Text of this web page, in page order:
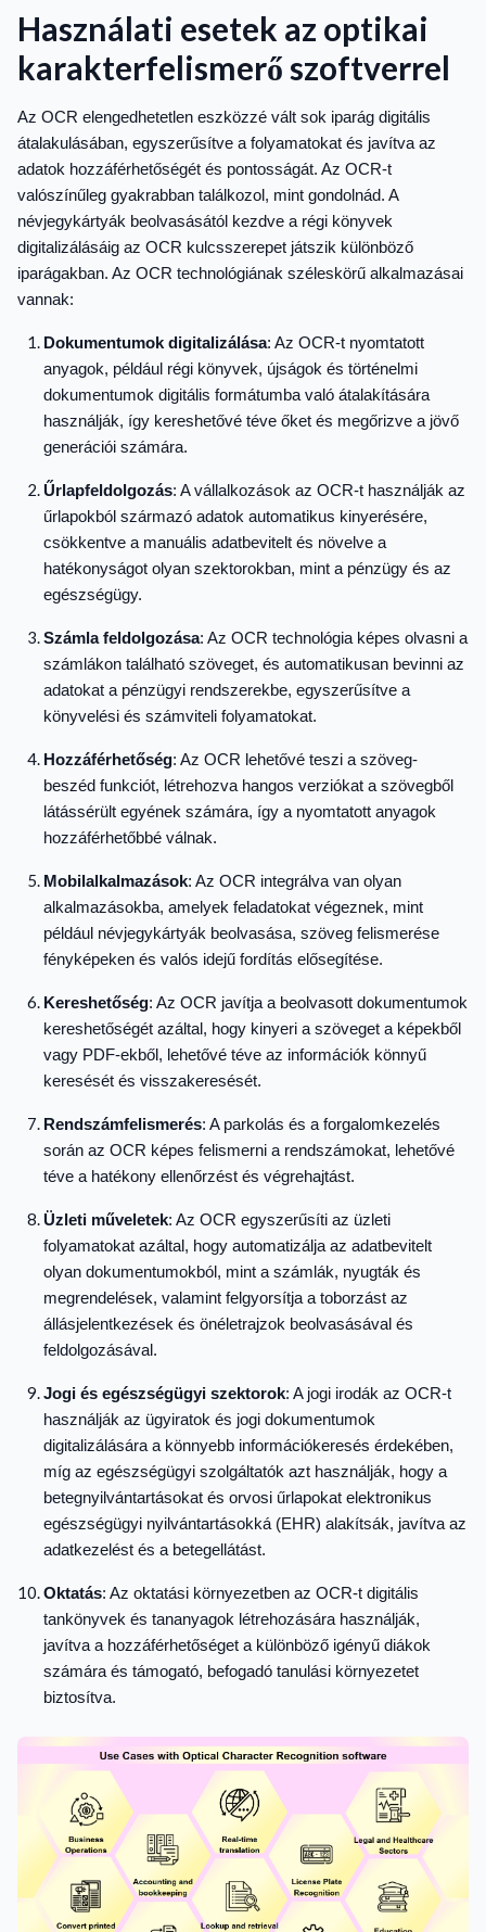
Használati esetek az optikai
karakterfelismerő szoftverrel
Az OCR elengedhetetlen eszközzé vált sok iparág digitális
átalakulásában, egyszerűsítve a folyamatokat és javítva az
adatok hozzáférhetőségét és pontosságát. Az OCR-t
valószínűleg gyakrabban találkozol, mint gondolnád. A
névjegykártyák beolvasásától kezdve a régi könyvek
digitalizálásáig az OCR kulcsszerepet játszik különböző
iparágakban. Az OCR technológiának széleskörű alkalmazásai
vannak:
Dokumentumok digitalizálása: Az OCR-t nyomtatott
anyagok, például régi könyvek, újságok és történelmi
dokumentumok digitális formátumba való átalakítására
használják, így kereshetővé téve őket és megőrizve a jövő
generációi számára.
Űrlapfeldolgozás: A vállalkozások az OCR-t használják az
űrlapokból származó adatok automatikus kinyerésére,
csökkentve a manuális adatbevitelt és növelve a
hatékonyságot olyan szektorokban, mint a pénzügy és az
egészségügy.
Számla feldolgozása: Az OCR technológia képes olvasni a
számlákon található szöveget, és automatikusan bevinni az
adatokat a pénzügyi rendszerekbe, egyszerűsítve a
könyvelési és számviteli folyamatokat.
Hozzáférhetőség: Az OCR lehetővé teszi a szöveg-
beszéd funkciót, létrehozva hangos verziókat a szövegből
látássérült egyének számára, így a nyomtatott anyagok
hozzáférhetőbbé válnak.
Mobilalkalmazások: Az OCR integrálva van olyan
alkalmazásokba, amelyek feladatokat végeznek, mint
például névjegykártyák beolvasása, szöveg felismerése
fényképeken és valós idejű fordítás elősegítése.
Kereshetőség: Az OCR javítja a beolvasott dokumentumok
kereshetőségét azáltal, hogy kinyeri a szöveget a képekből
vagy PDF-ekből, lehetővé téve az információk könnyű
keresését és visszakeresését.
Rendszámfelismerés: A parkolás és a forgalomkezelés
során az OCR képes felismerni a rendszámokat, lehetővé
téve a hatékony ellenőrzést és végrehajtást.
Üzleti műveletek: Az OCR egyszerűsíti az üzleti
folyamatokat azáltal, hogy automatizálja az adatbevitelt
olyan dokumentumokból, mint a számlák, nyugták és
megrendelések, valamint felgyorsítja a toborzást az
állásjelentkezések és önéletrajzok beolvasásával és
feldolgozásával.
Jogi és egészségügyi szektorok: A jogi irodák az OCR-t
használják az ügyiratok és jogi dokumentumok
digitalizálására a könnyebb információkeresés érdekében,
míg az egészségügyi szolgáltatók azt használják, hogy a
betegnyilvántartásokat és orvosi űrlapokat elektronikus
egészségügyi nyilvántartásokká (EHR) alakítsák, javítva az
adatkezelést és a betegellátást.
Oktatás: Az oktatási környezetben az OCR-t digitális
tankönyvek és tananyagok létrehozására használják,
javítva a hozzáférhetőséget a különböző igényű diákok
számára és támogató, befogadó tanulási környezetet
biztosítva.